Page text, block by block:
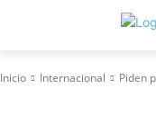
Inicio Internacional Piden